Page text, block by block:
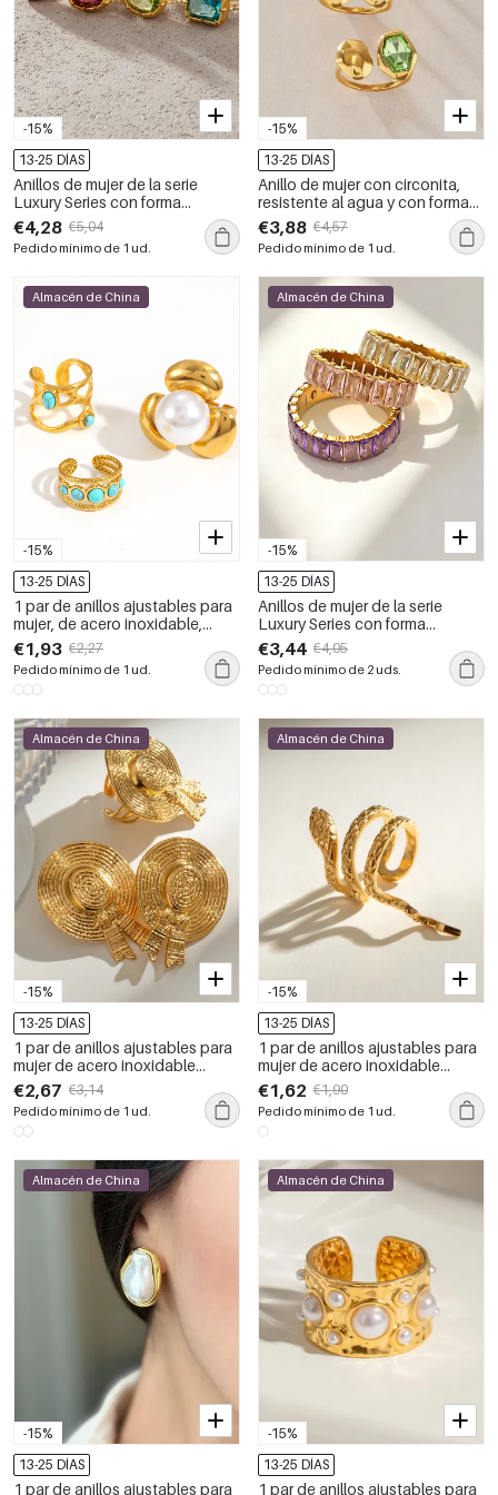
-15%
13-25 DÍAS
Anillos de mujer de la serie
Luxury Series con forma
geométrica dulce, de acero
inoxidable, resistentes al agua y
con circonitas color oro.
€4,28 €5,04
Pedido mínimo de 1 ud.
-15%
13-25 DÍAS
Anillo de mujer con circonita,
resistente al agua y con forma
geométrica simple, de acero
inoxidable y color dorado.
€3,88 €4,57
Pedido mínimo de 1 ud.
-15%
Almacén de China
13-25 DÍAS
1 par de anillos ajustables para
mujer, de acero inoxidable,
chapados en oro de 18
quilates, con diseño
geométrico diario, de serie
simple
€1,93 €2,27
Pedido mínimo de 1 ud.
-15%
Almacén de China
13-25 DÍAS
Anillos de mujer de la serie
Luxury Series con forma
geométrica, de acero
inoxidable, resistentes al agua y
con circonitas en color dorado.
€3,44 €4,05
Pedido mínimo de 2 uds.
-15%
Almacén de China
13-25 DÍAS
1 par de anillos ajustables para
mujer de acero inoxidable
chapado en oro de 18 quilates
con diseño geométrico retro de
serie simple
€2,67 €3,14
Pedido mínimo de 1 ud.
-15%
Almacén de China
13-25 DÍAS
1 par de anillos ajustables para
mujer de acero inoxidable
chapado en oro de 18 quilates
con diseño de animales punk
de serie simple
€1,62 €1,90
Pedido mínimo de 1 ud.
-15%
Almacén de China
13-25 DÍAS
1 par de anillos ajustables para
-15%
Almacén de China
13-25 DÍAS
1 par de anillos ajustables para